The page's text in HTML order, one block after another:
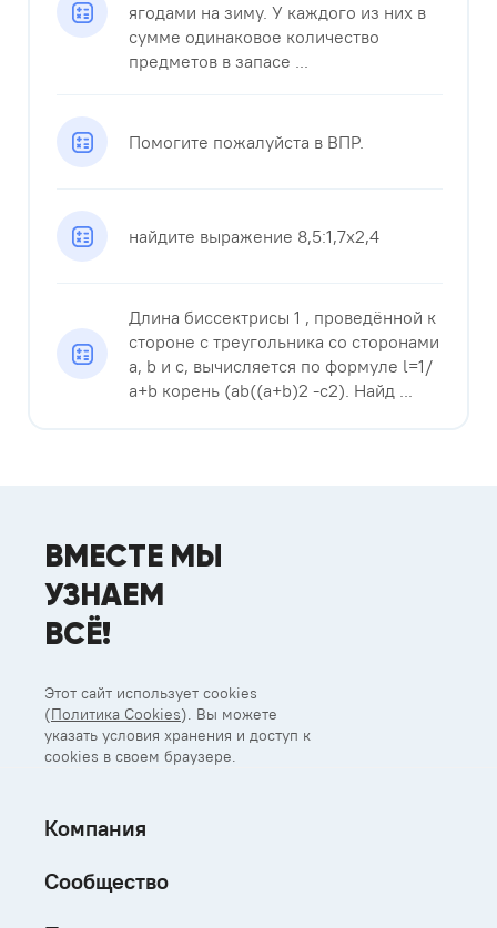
ягодами на зиму. У каждого из них в
сумме одинаковое количество
предметов в запасе ...
Помогите пожалуйста в ВПР.
найдите выражение 8,5:1,7х2,4
Длина биссектрисы 1 , проведённой к
стороне с треугольника со сторонами
a, b и с, вычисляется по формуле l=1/
a+b корень (ab((a+b)2 -c2). Найд ...
ВМЕСТЕ МЫ
УЗНАЕМ
ВСЁ!
Этот сайт использует cookies
(Политика Cookies). Вы можете
указать условия хранения и доступ к
cookies в своем браузере.
Компания
Сообщество